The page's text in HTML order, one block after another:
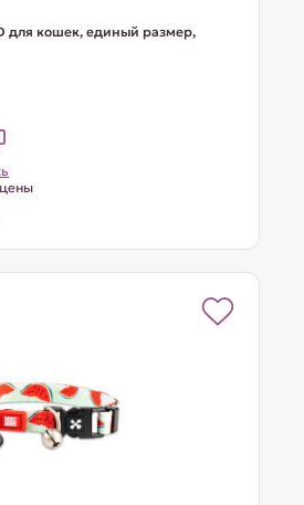
для кошек, единый размер,